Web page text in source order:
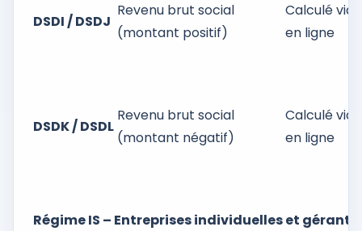
DSDI / DSDJ
Revenu brut social
(montant positif)
Calculé via
en ligne
DSDK / DSDL
Revenu brut social
(montant négatif)
Calculé via
en ligne
Régime IS – Entreprises individuelles et